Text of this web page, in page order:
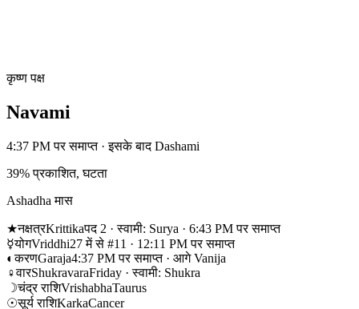
कृष्ण पक्ष
Navami
4:37 PM पर समाप्त · इसके बाद Dashami
39% प्रकाशित, घटता
Ashadha मास
★नक्षत्रKrittikaपद 2 · स्वामी: Surya · 6:43 PM पर समाप्त
☿योगVriddhi27 में से #11 · 12:11 PM पर समाप्त
◐करणGaraja4:37 PM पर समाप्त · आगे Vanija
♀वारShukravaraFriday · स्वामी: Shukra
☽चंद्र राशिVrishabhaTaurus
☉सूर्य राशिKarkaCancer